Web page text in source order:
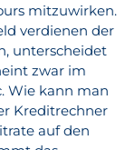
mitzuwirken.
verdienen der
unterscheidet
zwar im
Wie kann man
Kreditrechner
auf den